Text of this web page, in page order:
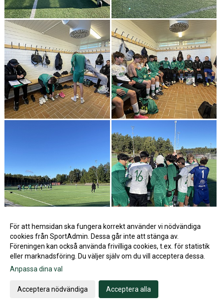
För att hemsidan ska fungera korrekt använder vi nödvändiga
cookies från SportAdmin. Dessa går inte att stänga av.
Föreningen kan också använda frivilliga cookies, t.ex. för statistik
eller marknadsföring. Du väljer själv om du vill acceptera dessa.
Anpassa dina val
Acceptera nödvändiga Acceptera alla